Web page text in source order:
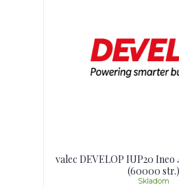
valec DEVELOP IUP20
(60000 str.)
Skladom